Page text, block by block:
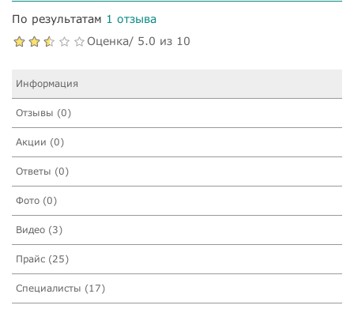
По результатам 1 отзыва
Оценка/ 5.0 из 10
Информация
Отзывы (0)
Акции (0)
Ответы (0)
Фото (0)
Видео (3)
Прайс (25)
Специалисты (17)